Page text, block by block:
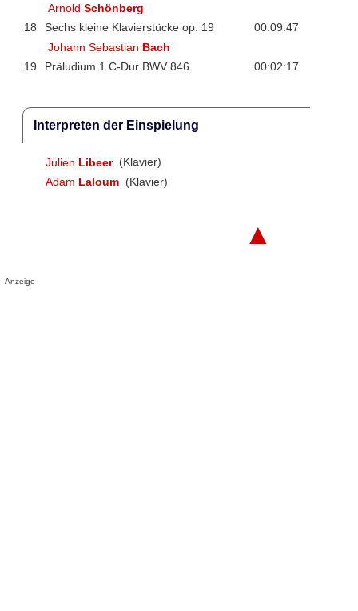
ArnoldSchönberg
18
Sechs kleine Klavierstücke op. 19
00:09:47
Johann Sebastian Bach
19
Präludium 1 C-Dur BWV 846 00:02:17
Interpreten der Einspielung
Julien Libeer (Klavier)
Adam Laloum (Klavier)
▲
Anzeige